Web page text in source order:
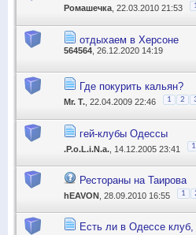
Ромашечка , 22.03.2010 21:53
отдыхаем в Херсоне
564564 , 26.12.2020 14:19
Где покурить кальян?
Mr. T. , 22.04.2009 22:46 1 2
гей-клубы Одессы
.P.o.L.i.N.a. , 14.12.2005 23:41 1
Рестораны на Таирова
hEAVON , 28.09.2010 16:55 1
Есть ли в Одессе